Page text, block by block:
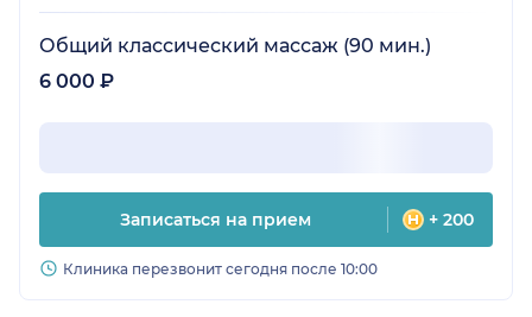
Общий классический массаж (90 мин.)
6 000 ₽
Записаться на прием + 200
Клиника перезвонит сегодня после 10:00